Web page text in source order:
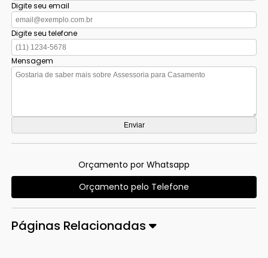
Digite seu email
Digite seu telefone
Mensagem
Orçamento por Whatsapp
Orçamento pelo Telefone
Páginas Relacionadas